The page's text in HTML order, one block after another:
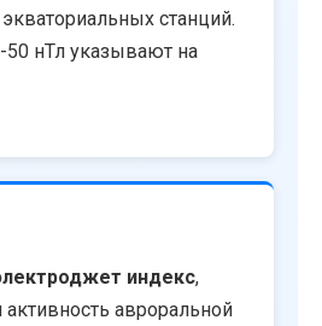
станций.
50 нТл указывают на
индекс,
авроральной